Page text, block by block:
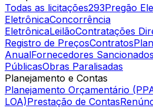
Todas as licitações293Pregão
EletrônicaConcorrência
EletrônicaLeilãoContratações
Registro de PreçosContratos
AnualFornecedores Sancionados
PúblicasObras Paralisadas
Planejamento e Contas
Planejamento Orçamentário
LOA)Prestação de Contas